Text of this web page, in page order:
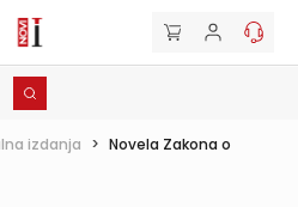
izdanja > Novela Zakona o